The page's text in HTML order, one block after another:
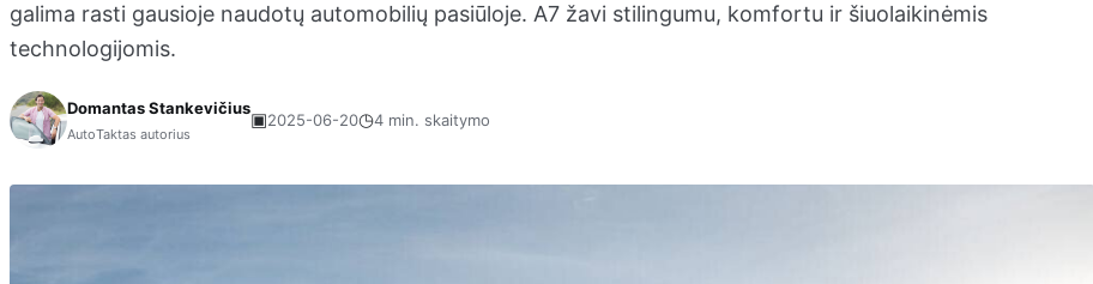
galima rasti gausioje naudotų automobilių pasiūloje. A7 žavi stilingumu, komfortu ir šiuolaikinėmis
technologijomis.
Domantas Stankevičius
AutoTaktas autorius
▣2025-06-20◷4 min. skaitymo